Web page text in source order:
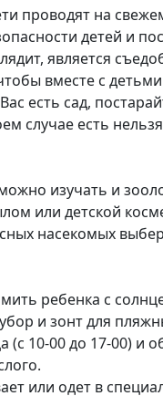
проводят на
детей и
является
вместе с
есть сад,
случае есть
изучать и
или детской
насекомых
ребенка с
и зонт для
(с 10-00 до 17-00) и
или одет в